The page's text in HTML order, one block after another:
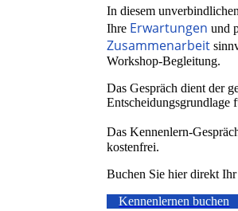
In diesem
Ihre Erwartungen und
Zusammenarbeit
Workshop-Begleitung.
Das Gespräch dient der
Entscheidungsgrundlage
Das Kennenlern-
kostenfrei.
Buchen Sie hier direkt
Kennenlernen buchen